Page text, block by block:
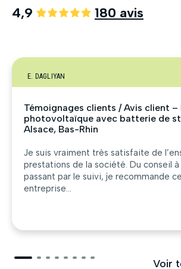
4,9 180 avis
E. DAGLIYAN
Témoignages clients / Avis client
photovoltaïque avec batterie de
Alsace, Bas-Rhin
Je suis vraiment très satisfaite de
prestations de la société. Du conseil à
passant par le suivi, je recommande
entreprise...
Voir